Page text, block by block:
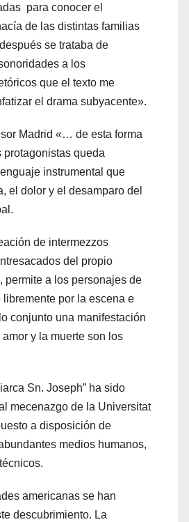
para conocer el
de las distintas familias
se trataba de
a los
que el texto me
el drama subyacente».
Madrid «… de esta forma
protagonistas queda
instrumental que
el dolor y el desamparo del
de intermezzos
del propio
permite a los personajes de
libremente por la escena e
conjunto una manifestación
y la muerte son los
Sn. Joseph” ha sido
mecenazgo de la Universitat
a disposición de
medios humanos,
americanas se han
descubrimiento. La